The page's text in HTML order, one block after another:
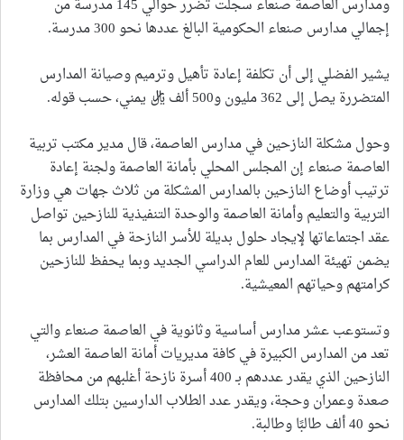
ومدارس العاصمة صنعاء سجلت تضرر حوالي 145 مدرسة من
إجمالي مدارس صنعاء الحكومية البالغ عددها نحو 300 مدرسة.
يشير الفضلي إلى أن تكلفة إعادة تأهيل وترميم وصيانة المدارس
المتضررة يصل إلى 362 مليون و500 ألف ريال يمني، حسب قوله.
وحول مشكلة النازحين في مدارس العاصمة، قال مدير مكتب تربية
العاصمة صنعاء إن المجلس المحلي بأمانة العاصمة ولجنة إعادة
ترتيب أوضاع النازحين بالمدارس المشكلة من ثلاث جهات هي وزارة
التربية والتعليم وأمانة العاصمة والوحدة التنفيذية للنازحين تواصل
عقد اجتماعاتها لإيجاد حلول بديلة للأسر النازحة في المدارس بما
يضمن تهيئة المدارس للعام الدراسي الجديد وبما يحفظ للنازحين
كرامتهم وحياتهم المعيشية.
وتستوعب عشر مدارس أساسية وثانوية في العاصمة صنعاء والتي
تعد من المدارس الكبيرة في كافة مديريات أمانة العاصمة العشر،
النازحين الذي يقدر عددهم بـ 400 أسرة نازحة أغلبهم من محافظة
صعدة وعمران وحجة، ويقدر عدد الطلاب الدارسين بتلك المدارس
نحو 40 ألف طالبًا وطالبة.